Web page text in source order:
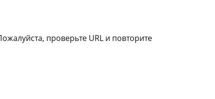
проверьте URL и повторите